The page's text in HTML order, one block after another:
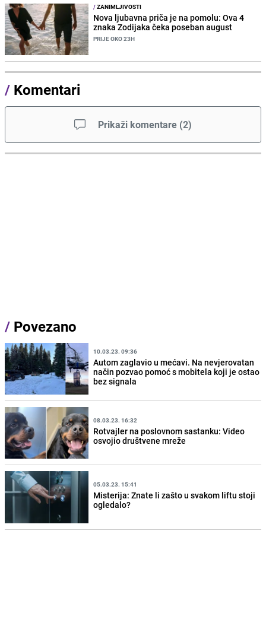
/ZANIMLJIVOSTI
Nova ljubavna priča je na pomolu: Ova 4
znaka Zodijaka čeka poseban august
PRIJE OKO 23H
/ Komentari
Prikaži komentare (2)
/ Povezano
10.03.23. 09:36
Autom zaglavio u mećavi. Na nevjerovatan
način pozvao pomoć s mobitela koji je ostao
bez signala
08.03.23. 16:32
Rotvajler na poslovnom sastanku: Video
osvojio društvene mreže
05.03.23. 15:41
Misterija: Znate li zašto u svakom liftu stoji
ogledalo?